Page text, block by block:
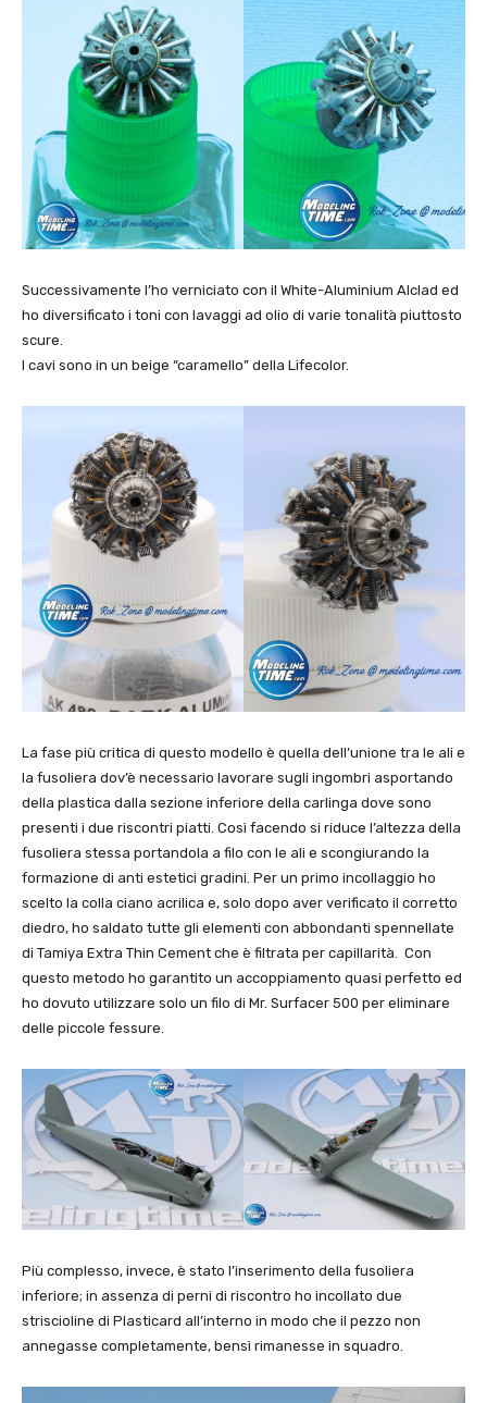
Successivamente l’ho verniciato con il White-Aluminium Alclad ed
ho diversificato i toni con lavaggi ad olio di varie tonalità piuttosto
scure.
I cavi sono in un beige “caramello” della Lifecolor.
La fase più critica di questo modello è quella dell’unione tra le ali e
la fusoliera dov’è necessario lavorare sugli ingombri asportando
della plastica dalla sezione inferiore della carlinga dove sono
presenti i due riscontri piatti. Così facendo si riduce l’altezza della
fusoliera stessa portandola a filo con le ali e scongiurando la
formazione di anti estetici gradini. Per un primo incollaggio ho
scelto la colla ciano acrilica e, solo dopo aver verificato il corretto
diedro, ho saldato tutte gli elementi con abbondanti spennellate
di Tamiya Extra Thin Cement che è filtrata per capillarità. Con
questo metodo ho garantito un accoppiamento quasi perfetto ed
ho dovuto utilizzare solo un filo di Mr. Surfacer 500 per eliminare
delle piccole fessure.
Più complesso, invece, è stato l’inserimento della fusoliera
inferiore; in assenza di perni di riscontro ho incollato due
striscioline di Plasticard all’interno in modo che il pezzo non
annegasse completamente, bensì rimanesse in squadro.